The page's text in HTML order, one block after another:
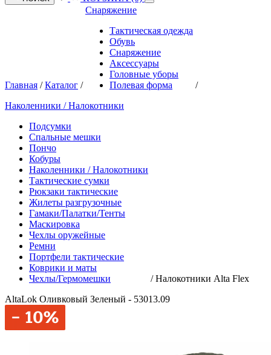
Главная /Каталог /
Снаряжение
Тактическая одежда
Обувь
Снаряжение
Аксессуары
Головные уборы
Полевая форма
/
Наколенники / Налокотники
Подсумки
Спальные мешки
Пончо
Кобуры
Наколенники / Налокотники
Тактические сумки
Рюкзаки тактические
Жилеты разгрузочные
Гамаки/Палатки/Тенты
Маскировка
Чехлы оружейные
Ремни
Портфели тактические
Коврики и маты
Чехлы/Гермомешки
/Налокотники Alta Flex
AltaLok Оливковый Зеленый - 53013.09